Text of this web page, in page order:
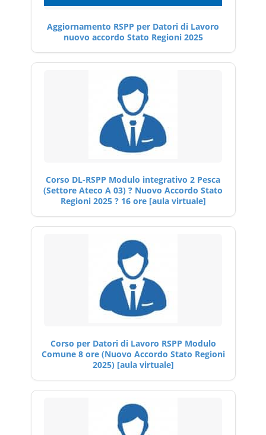
Aggiornamento RSPP per Datori di Lavoro
nuovo accordo Stato Regioni 2025
Corso DL-RSPP Modulo integrativo 2 Pesca
(Settore Ateco A 03) ? Nuovo Accordo Stato
Regioni 2025 ? 16 ore [aula virtuale]
Corso per Datori di Lavoro RSPP Modulo
Comune 8 ore (Nuovo Accordo Stato Regioni
2025) [aula virtuale]